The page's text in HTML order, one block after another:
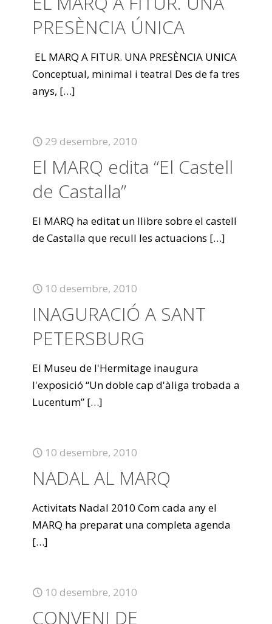
PRESÈNCIA ÚNICA
EL MARQ A FITUR. UNA PRESÈNCIA UNICA
Conceptual, minimal i teatral Des de fa tres
anys, […]
29 desembre, 2010
El MARQ edita “El Castell
de Castalla”
El MARQ ha editat un llibre sobre el castell
de Castalla que recull les actuacions […]
10 desembre, 2010
INAGURACIÓ A SANT
PETERSBURG
El Museu de l'Hermitage inaugura
l'exposició “Un doble cap d'àliga trobada a
Lucentum” […]
10 desembre, 2010
NADAL AL MARQ
Activitats Nadal 2010 Com cada any el
MARQ ha preparat una completa agenda
[…]
10 desembre, 2010
CONVENI DE